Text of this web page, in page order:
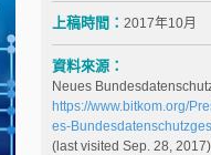
上稿時間： 2017年10月
資料來源：
Neues
https://www.bitkom.org/
es-
(last visited Sep. 28, 2017)